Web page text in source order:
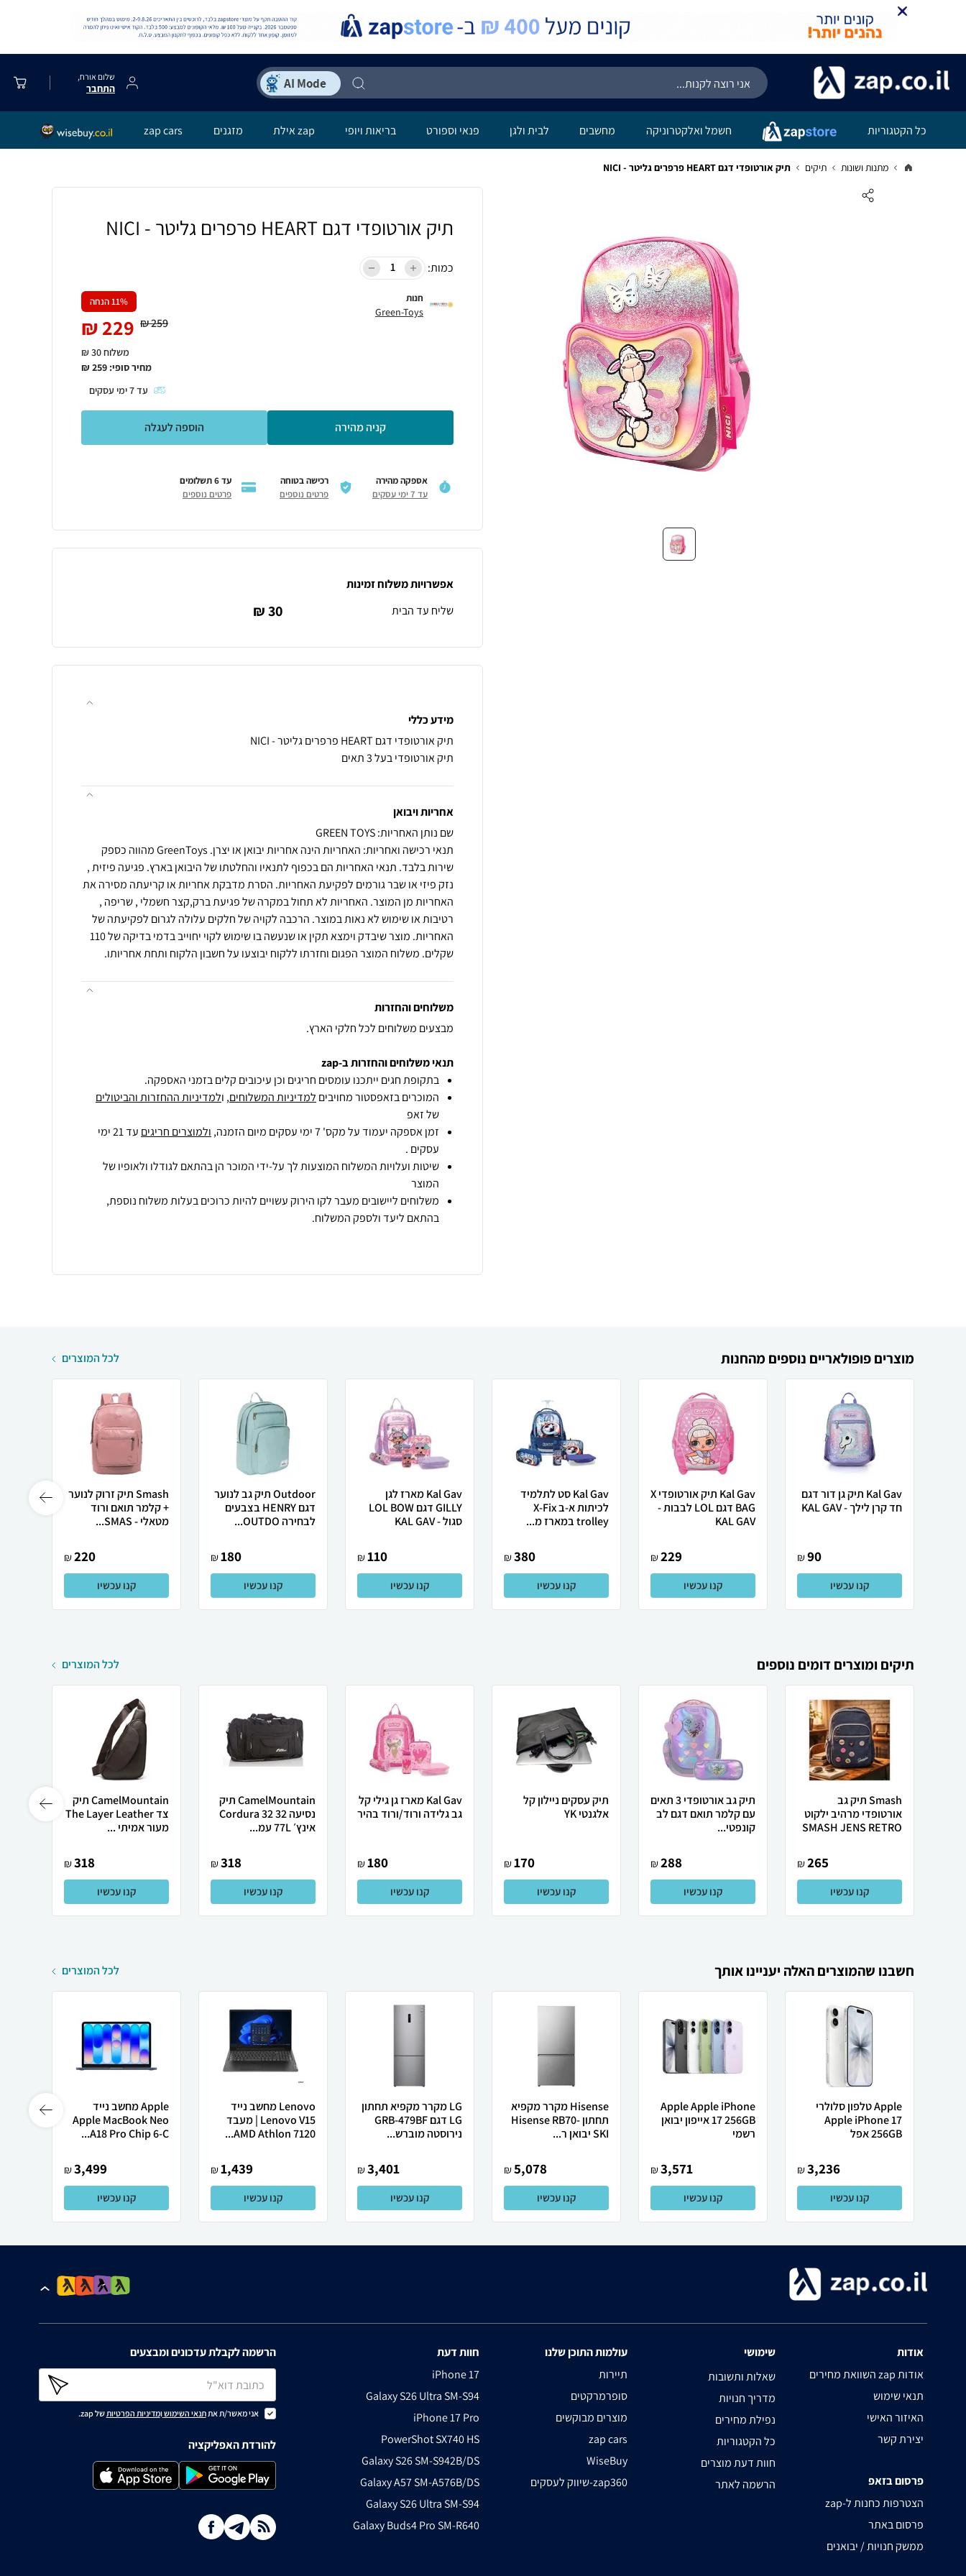
שלום אורח,
התחבר
כל הקטגוריות חשמל ואלקטרוניקה מחשבים לבית ולגן פנאי וספורט בריאות ויופי zap אילת מזגנים zap cars
מתנות ושונות תיקים תיק אורטופדי דגם HEART פרפרים גליטר - NICI
תיק אורטופדי דגם HEART פרפרים גליטר - NICI
כמות:
חנות
Green-Toys
11% הנחה
259
₪
229
₪
משלוח 30 ₪
מחיר סופי: 259
₪
עד7ימי עסקים
קניה מהירה הוספה לעגלה
אספקה מהירה
עד 7 ימי עסקים
רכישה בטוחה
פרטים נוספים
עד 6 תשלומים
פרטים נוספים
אפשרויות משלוח זמינות
שליח עד הבית
30 ₪
מידע כללי
תיק אורטופדי בעל 3 תאים
אחריות ויבואן
שם נותן האחריות: GREEN TOYS
תנאי רכישה ואחריות: האחריות הינה אחריות יבואן או יצרן. GreenToys מהווה כספק
שירות בלבד. תנאי האחריות הם בכפוף לתנאיו והחלטתו של היבואן בארץ. פגיעה פיזית ,
נזק פיזי או שבר גורמים לפקיעת האחריות. הסרת מדבקת אחריות או קריעתה מסירה את
האחריות מן המוצר. האחריות לא תחול במקרה של פגיעת ברק,קצר חשמלי , שריפה ,
רטיבות או שימוש לא נאות במוצר. הרכבה לקויה של חלקים עלולה לגרום לפקיעתה של
האחריות. מוצר שיבדק וימצא תקין או שנעשה בו שימוש לקוי יחוייב בדמי בדיקה של 110
שקלים. משלוח המוצר הפגום וחזרתו ללקוח יבוצעו על חשבון הלקוח ותחת אחריותו.
משלוחים והחזרות
מבצעים משלוחים לכל חלקי הארץ.
תנאי משלוחים והחזרות ב-zap
בתקופת חגים ייתכנו עומסים חריגים וכן עיכובים קלים בזמני האספקה.
המוכרים בזאפסטור מחויבים למדיניות המשלוחים, ולמדיניות ההחזרות והביטולים
של זאפ
זמן אספקה יעמוד על מקס' 7 ימי עסקים מיום הזמנה,
ולמוצרים חריגים
עד 21 ימי
עסקים .
שיטות ועלויות המשלוח המוצעות לך על-ידי המוכר הן בהתאם לגודלו ולאופיו של
המוצר
משלוחים ליישובים מעבר לקו הירוק עשויים להיות כרוכים בעלות משלוח נוספת,
בהתאם ליעד ולספק המשלוח.
מוצרים פופולאריים נוספים מהחנות לכל המוצרים
Kal Gav תיק גן דור דגם
חד קרן לילך - KAL GAV
90
₪
קנו עכשיו
Kal Gav תיק אורטופדי X
BAG דגם LOL לבבות -
KAL GAV
229
₪
קנו עכשיו
Kal Gav סט לתלמיד
לכיתות א-ב X-Fix
trolley במארז מ...
380
₪
קנו עכשיו
Kal Gav מארז לגן
GILLY דגם LOL BOW
סגול - KAL GAV
110
₪
קנו עכשיו
Outdoor תיק גב לנוער
דגם HENRY בצבעים
לבחירה OUTDO...
180
₪
קנו עכשיו
Smash תיק זרוק לנוער
+ קלמר תואם ורוד
מטאלי - SMAS...
220
₪
קנו עכשיו
תיקים ומוצרים דומים נוספים לכל המוצרים
Smash תיק גב
אורטופדי מרהיב ילקוט
SMASH JENS RETRO
265
₪
קנו עכשיו
תיק גב אורטופדי 3 תאים
עם קלמר תואם דגם לב
קונפטי...
288
₪
קנו עכשיו
תיק עסקים ניילון קל
אלגנטי YK
170
₪
קנו עכשיו
Kal Gav מארז גן גילי קל
גב גלידה ורוד/ורוד בהיר
180
₪
קנו עכשיו
CamelMountain תיק
נסיעה Cordura 32 32
אינץ׳ 77L עמ...
318
₪
קנו עכשיו
CamelMountain תיק
צד The Layer Leather
מעור אמיתי ...
318
₪
קנו עכשיו
חשבנו שהמוצרים האלה יעניינו אותך לכל המוצרים
Apple טלפון סלולרי
Apple iPhone 17
256GB אפל
3,236
₪
קנו עכשיו
Apple Apple iPhone
17 256GB אייפון יבואן
רשמי
3,571
₪
קנו עכשיו
Hisense מקרר ‏מקפיא
תחתון Hisense RB70-
SKI יבואן ר...
5,078
₪
קנו עכשיו
LG מקרר מקפיא תחתון
LG דגם GRB-479BF
נירוסטה מוברש...
3,401
₪
קנו עכשיו
Lenovo מחשב נייד
Lenovo V15 | מעבד
AMD Athlon 7120...
1,439
₪
קנו עכשיו
Apple מחשב נייד
Apple MacBook Neo
A18 Pro Chip 6-C...
3,499
₪
קנו עכשיו
אודות
השוואת מחירים zap אודות
תנאי שימוש
האיזור האישי
יצירת קשר
פרסום בזאפ
zap-הצטרפות כחנות ל
פרסום באתר
ממשק חנויות / יבואנים
שימושי
שאלות ותשובות
מדריך חנויות
נפילת מחירים
כל הקטגוריות
חוות דעת מוצרים
הרשמה לאתר
עולמות התוכן שלנו
תיירות
סופרמרקטים
מוצרים מבוקשים
zap cars
WiseBuy
שיווק לעסקים-zap360
חוות דעת
iPhone 17
Galaxy S26 Ultra SM-S94
iPhone 17 Pro
PowerShot SX740 HS
Galaxy S26 SM-S942B/DS
Galaxy A57 SM-A576B/DS
Galaxy S26 Ultra SM-S94
Galaxy Buds4 Pro SM-R640
הרשמה לקבלת עדכונים ומבצעים
אני מאשר/ת אתתנאי השימושומדיניות הפרטיותשל zap.
להורדת האפליקציה